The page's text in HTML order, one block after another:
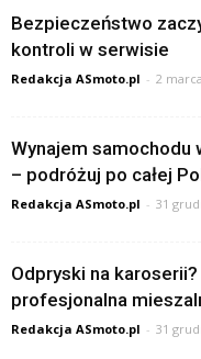
Bezpieczeństwo
kontroli w serwisie
Redakcja ASmoto.pl - 2
Wynajem
– podróżuj po całej
Redakcja ASmoto.pl - 31
Odpryski na
profesjonalna
Redakcja ASmoto.pl - 31